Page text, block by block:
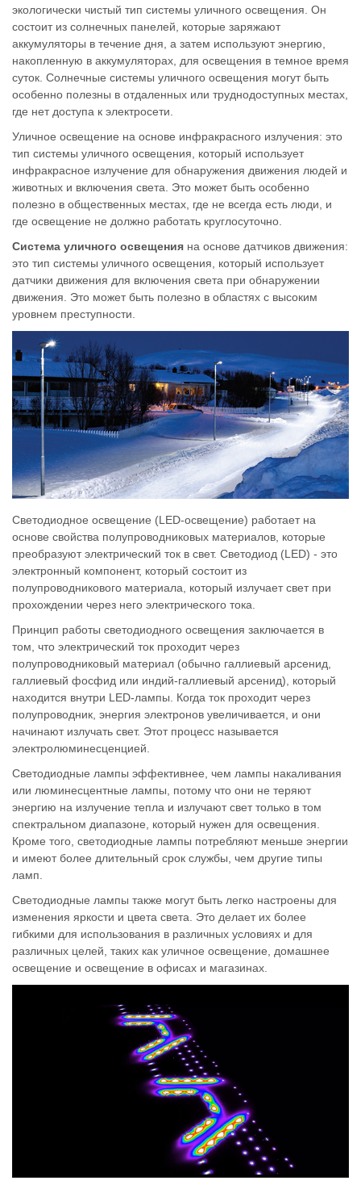
экологически чистый тип системы уличного освещения. Он
состоит из солнечных панелей, которые заряжают
аккумуляторы в течение дня, а затем используют энергию,
накопленную в аккумуляторах, для освещения в темное время
суток. Солнечные системы уличного освещения могут быть
особенно полезны в отдаленных или труднодоступных местах,
где нет доступа к электросети.
Уличное освещение на основе инфракрасного излучения: это
тип системы уличного освещения, который использует
инфракрасное излучение для обнаружения движения людей и
животных и включения света. Это может быть особенно
полезно в общественных местах, где не всегда есть люди, и
где освещение не должно работать круглосуточно.
Система уличного освещения на основе датчиков движения:
это тип системы уличного освещения, который использует
датчики движения для включения света при обнаружении
движения. Это может быть полезно в областях с высоким
уровнем преступности.
Светодиодное освещение (LED-освещение) работает на
основе свойства полупроводниковых материалов, которые
преобразуют электрический ток в свет. Светодиод (LED) - это
электронный компонент, который состоит из
полупроводникового материала, который излучает свет при
прохождении через него электрического тока.
Принцип работы светодиодного освещения заключается в
том, что электрический ток проходит через
полупроводниковый материал (обычно галлиевый арсенид,
галлиевый фосфид или индий-галлиевый арсенид), который
находится внутри LED-лампы. Когда ток проходит через
полупроводник, энергия электронов увеличивается, и они
начинают излучать свет. Этот процесс называется
электролюминесценцией.
Светодиодные лампы эффективнее, чем лампы накаливания
или люминесцентные лампы, потому что они не теряют
энергию на излучение тепла и излучают свет только в том
спектральном диапазоне, который нужен для освещения.
Кроме того, светодиодные лампы потребляют меньше энергии
и имеют более длительный срок службы, чем другие типы
ламп.
Светодиодные лампы также могут быть легко настроены для
изменения яркости и цвета света. Это делает их более
гибкими для использования в различных условиях и для
различных целей, таких как уличное освещение, домашнее
освещение и освещение в офисах и магазинах.